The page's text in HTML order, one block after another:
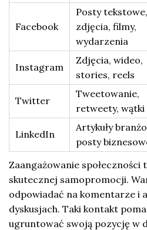
Facebook
Posty tekstowe,
zdjęcia, filmy,
wydarzenia
Instagram
Zdjęcia, wideo,
stories, reels
Twitter
Tweetowanie,
retweety, wątki
LinkedIn
Artykuły
posty
Zaangażowanie
skutecznej samopromocji.
odpowiadać na komentarze i
dyskusjach. Taki kontakt
ugruntować swoją pozycję w